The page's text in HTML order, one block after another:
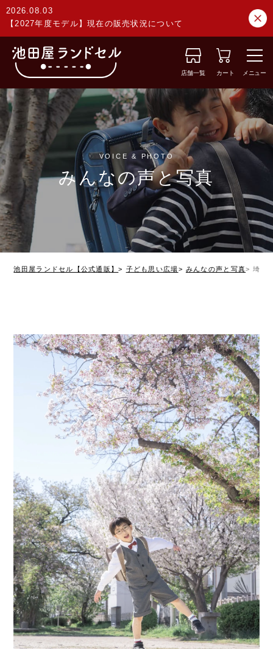
2026.08.03
【2027年度モデル】現在の販売状況について
店舗一覧 カート メニュー
VOICE & PHOTO
みんなの声と写真
池田屋ランドセル【公式通販】 子ども思い広場 みんなの声と写真 埼玉